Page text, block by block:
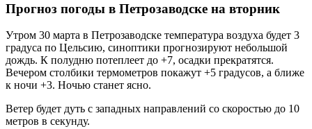
Прогноз погоды в Петрозаводске на вторник
Утром 30 марта в Петрозаводске температура воздуха будет 3
градуса по Цельсию, синоптики прогнозируют небольшой
дождь. К полудню потеплеет до +7, осадки прекратятся.
Вечером столбики термометров покажут +5 градусов, а ближе
к ночи +3. Ночью станет ясно.
Ветер будет дуть с западных направлений со скоростью до 10
метров в секунду.